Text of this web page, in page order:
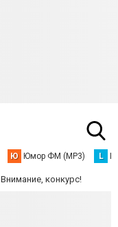
Ю Юмор ФМ (MP3) L
Внимание, конкурс!